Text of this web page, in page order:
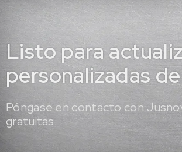
Listo para
personalizadas
Póngase en contacto con
gratuitas.